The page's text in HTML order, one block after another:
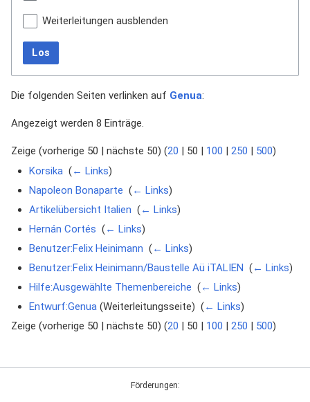
Weiterleitungen ausblenden
Los
Die folgenden Seiten verlinken auf Genua:
Angezeigt werden 8 Einträge.
Zeige (vorherige 50 nächste 50) (20 50 100 250 500)
Korsika‎ (← Links)
Napoleon Bonaparte (← Links)
Artikelübersicht Italien (← Links)
Hernán Cortés (← Links)
Benutzer:Felix Heinimann (← Links)
Benutzer:Felix Heinimann/Baustelle Aü iTALIEN (← Links)
Hilfe:Ausgewählte Themenbereiche (← Links)
Entwurf:Genua(Weiterleitungsseite) ‎ (← Links)
Zeige (vorherige 50 | nächste 50) (20 | 50 | 100 | 250 | 500)
Förderungen: